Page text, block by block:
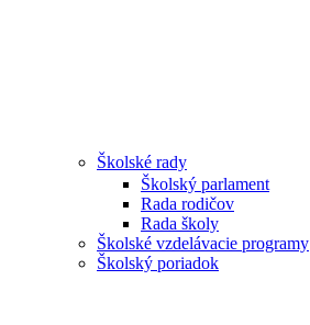
Školské rady
Školský parlament
Rada rodičov
Rada školy
Školské vzdelávacie programy
Školský poriadok